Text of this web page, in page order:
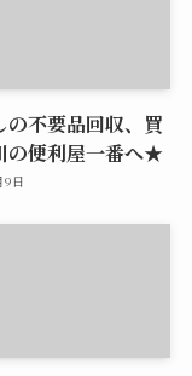
不要品回収、買
の便利屋一番へ★
9日